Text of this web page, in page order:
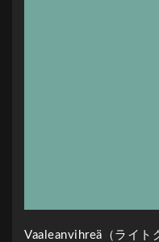
Vaaleanvihreä（ライ